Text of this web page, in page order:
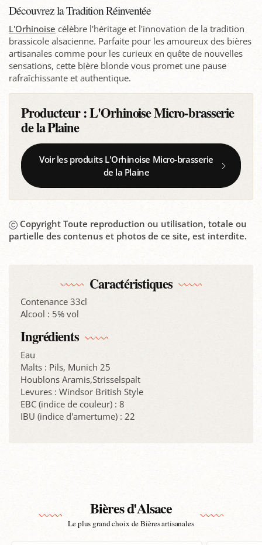
Découvrez la Tradition Réinventée
L'Orhinoise célèbre l'héritage et l'innovation de la tradition
brassicole alsacienne. Parfaite pour les amoureux des bières
artisanales comme pour les curieux en quête de nouvelles
sensations, cette bière blonde vous promet une pause
rafraîchissante et authentique.
Producteur :L'Orhinoise Micro-brasserie
de la Plaine
Voir les produits L'Orhinoise Micro-brasserie
de la Plaine
Copyright Toute reproduction ou utilisation, totale ou
partielle des contenus et photos de ce site, est interdite.
Caractéristiques
Contenance 33cl
Alcool : 5% vol
Ingrédients
Eau
Malts : Pils, Munich 25
Houblons Aramis,Strisselspalt
Levures : Windsor British Style
EBC (indice de couleur) : 8
IBU (indice d'amertume) : 22
Bières d'Alsace
Le plus grand choix de Bières artisanales